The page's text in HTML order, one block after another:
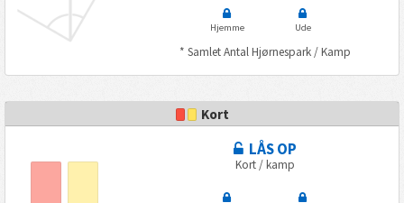
Hjemme Ude
* Samlet Antal Hjørnespark / Kamp
Kort
LÅS OP
Kort / kamp